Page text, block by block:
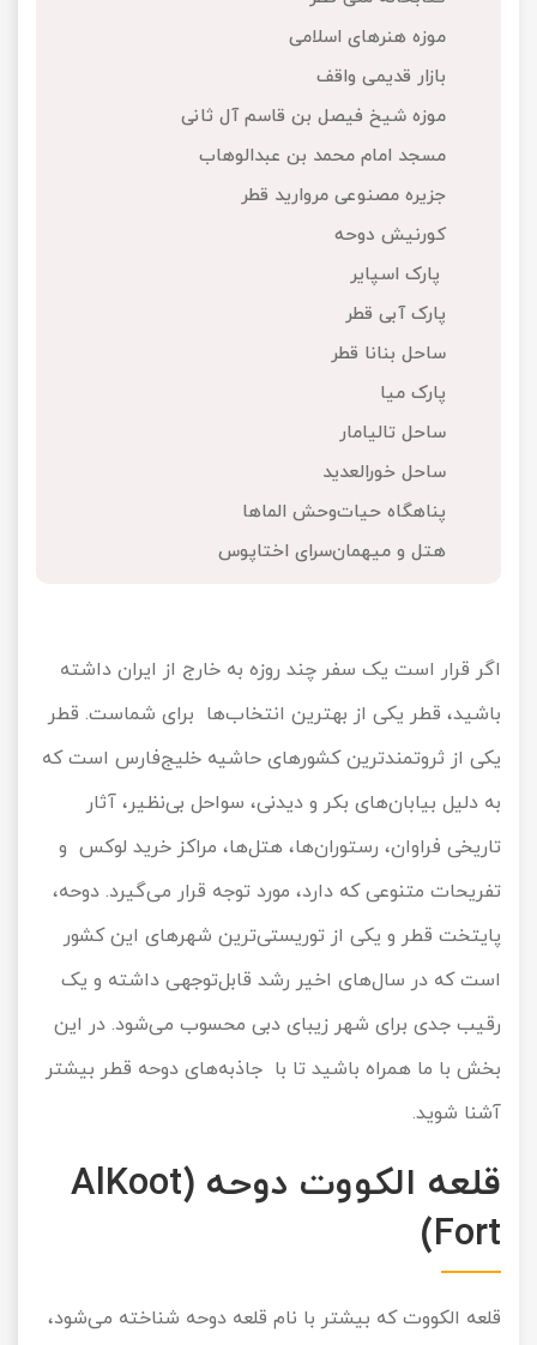
موزه هنرهای اسلامی
بازار قدیمی واقف
موزه شیخ فیصل بن قاسم آل ثانی
مسجد امام محمد بن عبدالوهاب
جزیره مصنوعی مروارید قطر
کورنیش دوحه
پارک اسپایر
پارک آبی قطر
ساحل بنانا قطر
پارک میا
ساحل تالیامار
ساحل خورالعدید
پناهگاه حیات‌وحش الماها
هتل و میهمان‌سرای اختاپوس
اگر قرار است یک سفر چند روزه به خارج از ایران داشته
باشید، قطر یکی از بهترین انتخاب‌ها برای شماست. قطر
یکی از ثروتمندترین کشورهای حاشیه خلیج‌فارس است که
به دلیل بیابان‌های بکر و دیدنی، سواحل بی‌نظیر، آثار
تاریخی فراوان، رستوران‌ها، هتل‌ها، مراکز خرید لوکس و
تفریحات متنوعی که دارد، مورد توجه قرار می‌گیرد. دوحه،
پایتخت قطر و یکی از توریستی‌ترین شهرهای این کشور
است که در سال‌های اخیر رشد قابل‌توجهی داشته و یک
رقیب جدی برای شهر زیبای دبی محسوب می‌شود. در این
بخش با ما همراه باشید تا با جاذبه‌های دوحه قطر بیشتر
آشنا شوید.
قلعه الکووت دوحه (AlKoot
Fort)
قلعه الکووت که بیشتر با نام قلعه دوحه شناخته می‌شود،
تور کویر مرنجاب
تور کویر کاراکال
تور کویر مصر
تور کویر ابوزیدآباد
تور ماسوله
تور مرداب سراوان
تور گلستان
تور مرداب هسل
تور کاشان
تور اصفهان
تور ترکمن صحرا
تور آفرود
تور کیش از ساری
تور کیش از بندرعباس
تور سنگاپور اقساطی
تور قزاقستان اقساطی
تور زیارتی اقساطی